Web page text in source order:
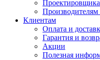
Производителям
Клиентам
Оплата и
Гарантия и
Акции
Полезная